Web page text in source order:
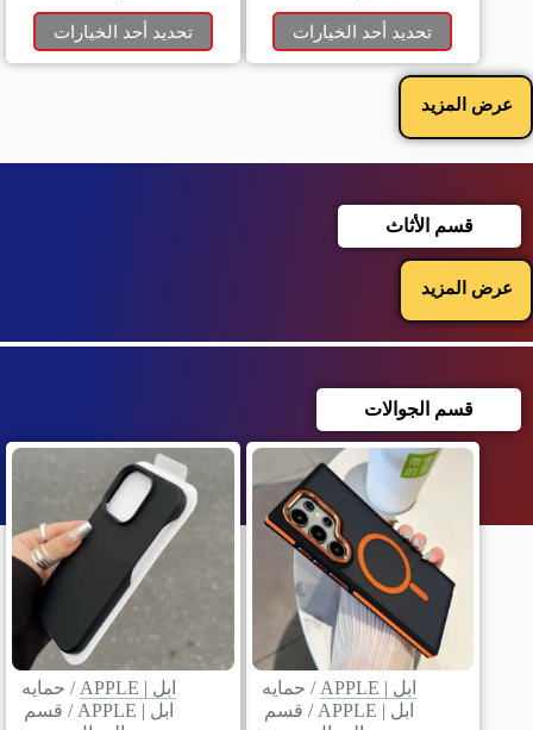
تحديد أحد الخيارات
تحديد أحد الخيارات
عرض المزيد
قسم الأثاث
عرض المزيد
قسم الجوالات
ابل | APPLE / حمايه
ابل | APPLE
/ قسم
ابل | APPLE / حمايه
ابل | APPLE
/ قسم